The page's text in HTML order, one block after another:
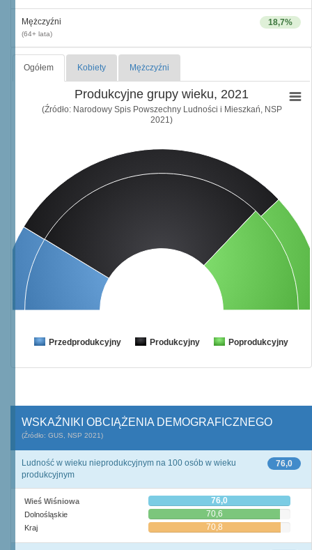
18,7%
Mężczyźni
(64+ lata)
Ogółem Kobiety Mężczyźni
Produkcyjne grupy wieku, 2021
(Źródło: Narodowy Spis Powszechny Ludności i Mieszkań, NSP
2021)
Przedprodukcyjny Produkcyjny Poprodukcyjny
WSKAŹNIKI OBCIĄŻENIA DEMOGRAFICZNEGO
(Źródło: GUS, NSP 2021)
76,0
Ludność w wieku nieprodukcyjnym na 100 osób w wieku
produkcyjnym
Wieś Wiśniowa 76,0
Dolnośląskie 70,6
Kraj 70,8